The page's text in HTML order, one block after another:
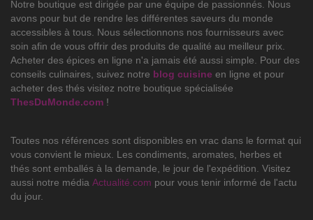
Notre boutique est dirigée par une équipe de passionnés. Nous
avons pour but de rendre les différentes saveurs du monde
accessibles à tous. Nous sélectionnons nos fournisseurs avec
soin afin de vous offrir des produits de qualité au meilleur prix.
Acheter des épices en ligne n'a jamais été aussi simple. Pour des
conseils culinaires, suivez notre blog cuisine en ligne et pour
acheter des thés visitez notre boutique spécialisée
ThesDuMonde.com !
Toutes nos références sont disponibles en vrac dans le format qui
vous convient le mieux. Les condiments, aromates, herbes et
thés sont emballés à la demande, le jour de l'expédition. Visitez
aussi notre média Actualité.com pour vous tenir informé de l'actu
du jour.